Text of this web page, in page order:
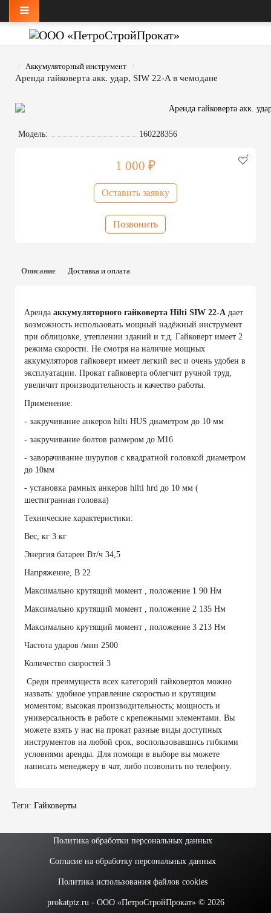
Аккумуляторный инструмент
Аренда гайковерта акк. удар, SIW 22-A в чемодане
Модель: 160228356
1 000 ₽
Оставить заявку
Позвонить
Описание Доставка и оплата
Аренда аккумуляторного гайковерта Hilti SIW 22-А дает
возможность использовать мощный надёжный инструмент
при облицовке, утеплении зданий и т.д. Гайковерт имеет 2
режима скорости. Не смотря на наличие мощных
аккумуляторов гайковерт имеет легкий вес и очень удобен в
эксплуатации. Прокат гайковерта облегчит ручной труд,
увеличит производительность и качество работы.
Применение:
- закручивание анкеров hilti HUS диаметром до 10 мм
- закручивание болтов размером до М16
- заворачивание шурупов с квадратной головкой диаметром
до 10мм
- установка рамных анкеров hilti hrd до 10 мм (
шестигранная головка)
Технические характеристики:
Вес, кг 3 кг
Энергия батареи Вт/ч 34,5
Напряжение, В 22
Максимально крутящий момент , положение 1 90 Нм
Максимально крутящий момент , положение 2 135 Нм
Максимально крутящий момент , положение 3 213 Нм
Частота ударов /мин 2500
Количество скоростей 3
Среди преимуществ всех категорий гайковертов можно
назвать: удобное управление скоростью и крутящим
моментом; высокая производительность; мощность и
универсальность в работе с крепежными элементами. Вы
можете взять у нас на прокат разные виды доступных
инструментов на любой срок, воспользовавшись гибкими
условиями аренды. Для помощи в выборе вы можете
написать менеджеру в чат, либо позвонить по телефону.
Теги: Гайковерты
Политика обработки персональных данных
Согласие на обработку персональных данных
Политика использования файлов cookies
prokatptz.ru - ООО «ПетроСтройПрокат» © 2026